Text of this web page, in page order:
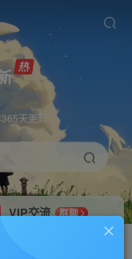
天更新
VIP交流
群聊
研究探讨更多创业项目路子。